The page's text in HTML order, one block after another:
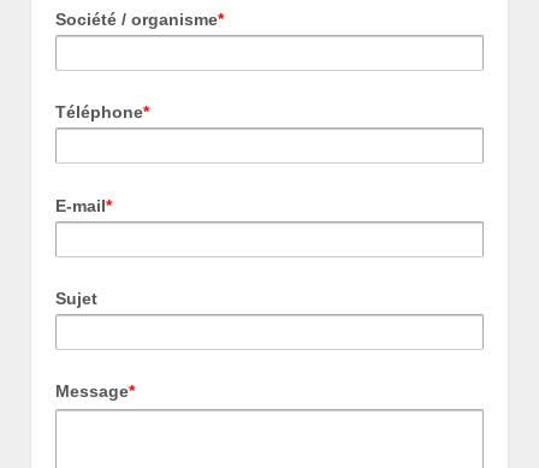
Société / organisme*
Téléphone*
E-mail*
Sujet
Message*